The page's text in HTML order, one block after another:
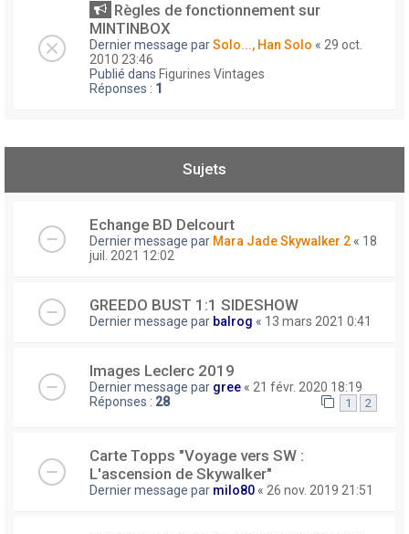
Règles de fonctionnement sur
MINTINBOX
Dernier message parSolo..., Han Solo « 29 oct.
2010 23:46
Publié dans Figurines Vintages
Réponses : 1
Sujets
Echange BD Delcourt
Dernier message par Mara Jade Skywalker 2 « 18
juil. 2021 12:02
GREEDO BUST 1:1 SIDESHOW
Dernier message par balrog « 13 mars 2021 0:41
Images Leclerc 2019
Dernier message par gree « 21 févr. 2020 18:19
Réponses : 28 1 2
Carte Topps "Voyage vers SW :
L'ascension de Skywalker"
Dernier message par milo80 « 26 nov. 2019 21:51